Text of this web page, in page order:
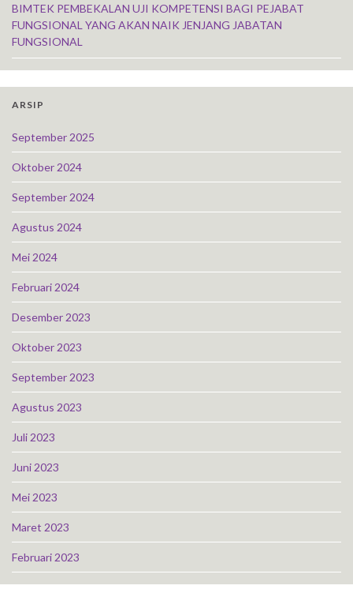
BIMTEK PEMBEKALAN UJI KOMPETENSI BAGI PEJABAT
FUNGSIONAL YANG AKAN NAIK JENJANG JABATAN
FUNGSIONAL
ARSIP
September 2025
Oktober 2024
September 2024
Agustus 2024
Mei 2024
Februari 2024
Desember 2023
Oktober 2023
September 2023
Agustus 2023
Juli 2023
Juni 2023
Mei 2023
Maret 2023
Februari 2023